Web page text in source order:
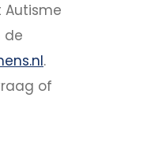
Autisme
de
.
of